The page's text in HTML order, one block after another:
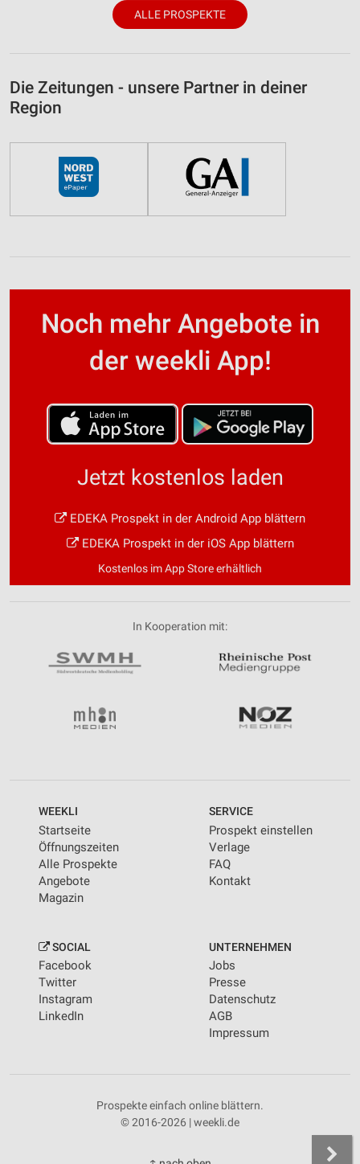
ALLE PROSPEKTE
Die Zeitungen - unsere Partner in deiner
Region
Noch mehr Angebote in
der weekli App!
Jetzt kostenlos laden
EDEKA Prospekt in der Android App blättern
EDEKA Prospekt in der iOS App blättern
Kostenlos im App Store erhältlich
In Kooperation mit:
WEEKLI
Startseite
Öffnungszeiten
Alle Prospekte
Angebote
Magazin
SERVICE
Prospekt einstellen
Verlage
FAQ
Kontakt
SOCIAL
Facebook
Twitter
Instagram
LinkedIn
UNTERNEHMEN
Jobs
Presse
Datenschutz
AGB
Impressum
Prospekte einfach online blättern.
© 2016-2026 | weekli.de